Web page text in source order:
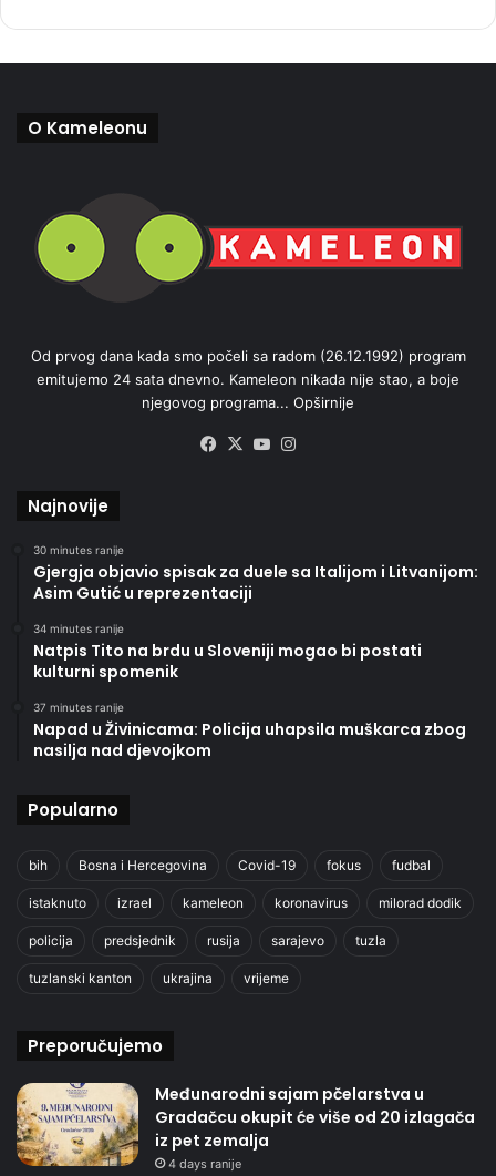
O Kameleonu
Od prvog dana kada smo počeli sa radom (26.12.1992) program
emitujemo 24 sata dnevno. Kameleon nikada nije stao, a boje
njegovog programa... Opširnije
Facebook
X YouTube
Najnovije
30 minutes ranije
Gjergja objavio spisak za duele sa Italijom i Litvanijom:
Asim Gutić u reprezentaciji
34 minutes ranije
Natpis Tito na brdu u Sloveniji mogao bi postati
kulturni spomenik
37 minutes ranije
Napad u Živinicama: Policija uhapsila muškarca zbog
nasilja nad djevojkom
Popularno
bih Bosna i Hercegovina Covid-19 fokus fudbal
istaknuto izrael kameleon koronavirus milorad dodik
policija predsjednik rusija sarajevo tuzla
tuzlanski kanton ukrajina vrijeme
Preporučujemo
Međunarodni sajam pčelarstva u
Gradačcu okupit će više od 20 izlagača
iz pet zemalja
4 days ranije